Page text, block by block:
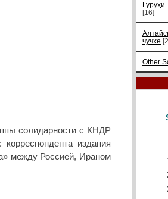
солидарности с КНДР
корреспондента издания
между Россией, Ираном
[16]
чучхе
Other